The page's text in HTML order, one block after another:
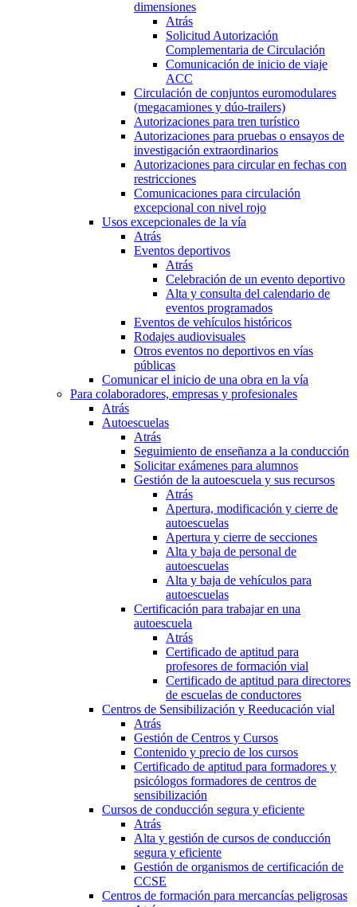
dimensiones
Atrás
Solicitud Autorización
Complementaria de Circulación
Comunicación de inicio de viaje
ACC
Circulación de conjuntos euromodulares
(megacamiones y dúo-trailers)
Autorizaciones para tren turístico
Autorizaciones para pruebas o ensayos de
investigación extraordinarios
Autorizaciones para circular en fechas con
restricciones
Comunicaciones para circulación
excepcional con nivel rojo
Usos excepcionales de la vía
Atrás
Eventos deportivos
Atrás
Celebración de un evento deportivo
Alta y consulta del calendario de
eventos programados
Eventos de vehículos históricos
Rodajes audiovisuales
Otros eventos no deportivos en vías
públicas
Comunicar el inicio de una obra en la vía
Para colaboradores, empresas y profesionales
Atrás
Autoescuelas
Atrás
Seguimiento de enseñanza a la conducción
Solicitar exámenes para alumnos
Gestión de la autoescuela y sus recursos
Atrás
Apertura, modificación y cierre de
autoescuelas
Apertura y cierre de secciones
Alta y baja de personal de
autoescuelas
Alta y baja de vehículos para
autoescuelas
Certificación para trabajar en una
autoescuela
Atrás
Certificado de aptitud para
profesores de formación vial
Certificado de aptitud para directores
de escuelas de conductores
Centros de Sensibilización y Reeducación vial
Atrás
Gestión de Centros y Cursos
Contenido y precio de los cursos
Certificado de aptitud para formadores y
psicólogos formadores de centros de
sensibilización
Cursos de conducción segura y eficiente
Atrás
Alta y gestión de cursos de conducción
segura y eficiente
Gestión de organismos de certificación de
CCSE
Centros de formación para mercancías peligrosas